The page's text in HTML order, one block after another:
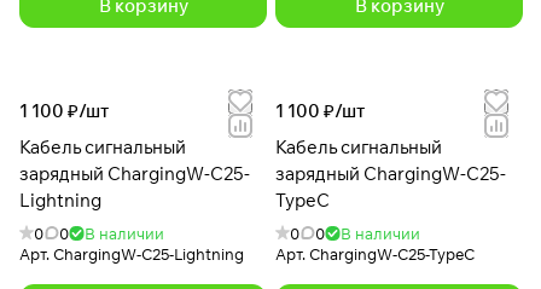
В корзину В корзину
1 100 ₽/шт
Кабель сигнальный
зарядный ChargingW-C25-
Lightning
0 0
В наличии
Арт.ChargingW-C25-Lightning
1 100 ₽/шт
Кабель сигнальный
зарядный ChargingW-C25-
TypeC
0 0
В наличии
Арт.ChargingW-C25-TypeC